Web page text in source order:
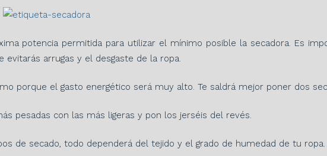
potencia permitida para utilizar el mínimo posible la secadora. Es
evitarás arrugas y el desgaste de la ropa.
porque el gasto energético será muy alto. Te saldrá mejor poner dos
pesadas con las más ligeras y pon los jerséis del revés.
de secado, todo dependerá del tejido y el grado de humedad de tu ropa.